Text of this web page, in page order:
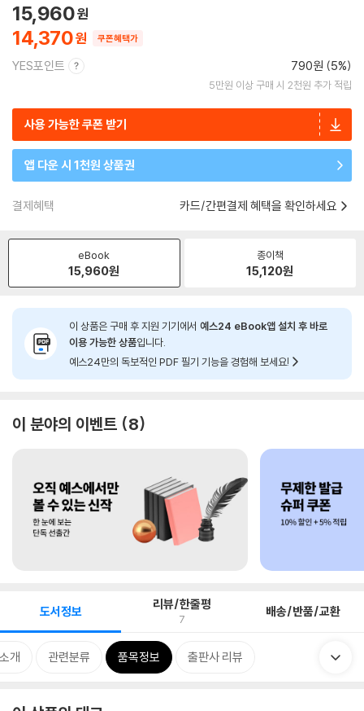
14,370
15,960
쿠폰혜택가
YES포인트 790원 (5%)
5만원 이상 구매 시 2천원 추가 적립
사용 가능한 쿠폰 받기
앱 다운 시 1천원 상품권
결제혜택 카드/간편결제 혜택을 확인하세요
eBook
15,960원
종이책
15,120원
이 상품은 구매 후 지원 기기에서 예스24 eBook앱 설치 후 바로
이용 가능한 상품입니다.
예스24만의 독보적인 PDF 필기 기능을 경험해 보세요!
이 분야의 이벤트 8
도서정보 리뷰/한줄평
7 배송/반품/교환
개 관련분류 품목정보 출판사 리뷰